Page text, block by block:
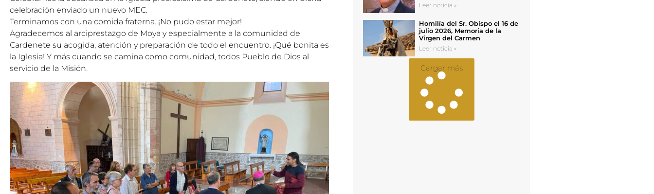
celebración enviado un nuevo MEC.
Terminamos con una comida fraterna. ¡No pudo estar mejor!
Agradecemos al arciprestazgo de Moya y especialmente a la comunidad de
Cardenete su acogida, atención y preparación de todo el encuentro. ¡Qué bonita es
la Iglesia! Y más cuando se camina como comunidad, todos Pueblo de Dios al
servicio de la Misión.
Leer noticia »
Homilía del Sr. Obispo el 16 de
julio 2026, Memoria de la
Virgen del Carmen
Leer noticia »
Cargar más